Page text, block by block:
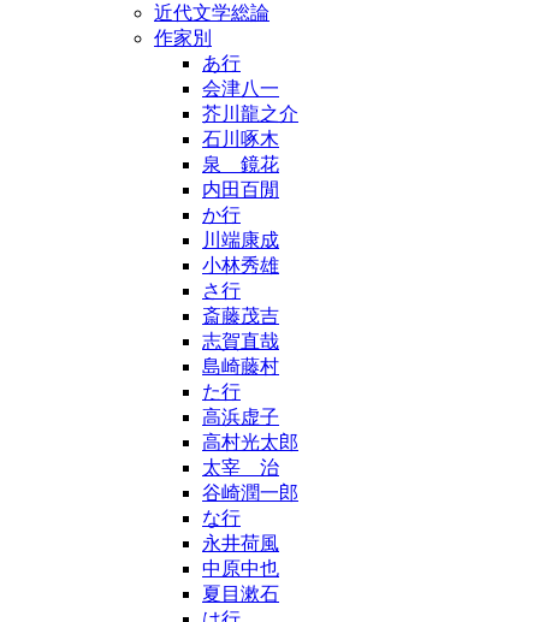
近代文学総論
作家別
あ行
会津八一
芥川龍之介
石川啄木
泉 鏡花
内田百閒
か行
川端康成
小林秀雄
さ行
斎藤茂吉
志賀直哉
島崎藤村
た行
高浜虚子
高村光太郎
太宰 治
谷崎潤一郎
な行
永井荷風
中原中也
夏目漱石